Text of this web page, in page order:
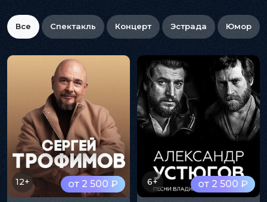
Все Спектакль Концерт Эстрада Юмор
от 2 500 ₽
12+ от 2 500 ₽
6+